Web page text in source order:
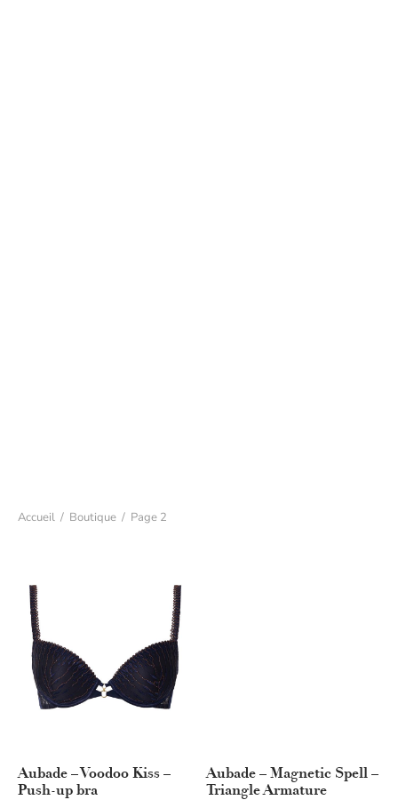
Accueil / Boutique / Page 2
Aubade – Voodoo Kiss –
Push-up bra
Aubade – Magnetic Spell –
Triangle Armature